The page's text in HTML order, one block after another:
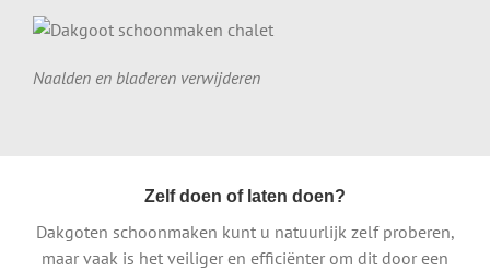
Naalden en bladeren verwijderen
Zelf doen of laten doen?
Dakgoten schoonmaken kunt u natuurlijk zelf proberen,
maar vaak is het veiliger en efficiënter om dit door een